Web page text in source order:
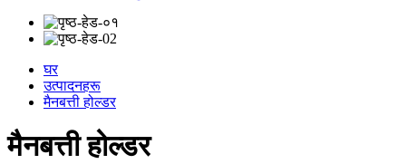
घर
उत्पादनहरू
मैनबत्ती होल्डर
मैनबत्ती होल्डर